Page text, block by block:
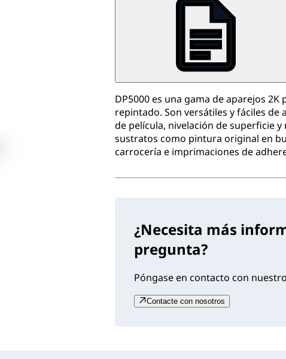
DP5000 es una gama de aparejos
repintado. Son versátiles y fáciles de
de película, nivelación de superficie
sustratos como pintura original en
carrocería e imprimaciones de
¿Necesita más
pregunta?
Póngase en contacto con
Contacte con nosotros